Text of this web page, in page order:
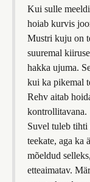
Kui sulle
hoiab kurvis
Mustri kuju on
suuremal
hakka ujuma.
kui ka pikemal
Rehv aitab
kontrollitavana.
Suvel tuleb
teekate, aga
mõeldud
etteaimatav.